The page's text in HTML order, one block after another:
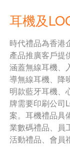
耳機及
時代禮品為香港
產品推廣客戶提
涵蓋無線耳機、
導無線耳機、降
明款藍牙耳機、
牌需要印刷公司
案。耳機禮品具
業數碼禮品、員
活動禮品、會員